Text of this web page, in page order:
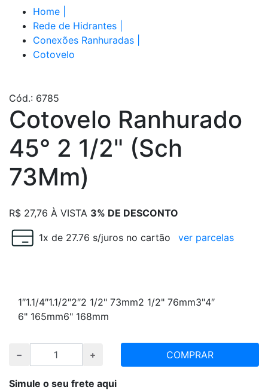
Home
Rede de Hidrantes
Conexões Ranhuradas
Cotovelo
Cód.: 6785
Cotovelo Ranhurado
45° 2 1/2" (Sch
73Mm)
R$ 27,76 À VISTA 3% DE DESCONTO
1x de 27.76 s/juros no cartão ver parcelas
1″1.1/4″1.1/2″2″2 1/2" 73mm2 1/2" 76mm3"4″
6" 165mm6" 168mm
COMPRAR
Simule o seu frete aqui